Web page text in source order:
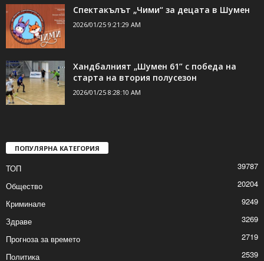
Спектакълът „Чими“ за децата в Шумен
2026/01/25 9:21:29 AM
Хандбалният „Шумен 61” с победа на
старта на втория полусезон
2026/01/25 8:28:10 AM
ПОПУЛЯРНА КАТЕГОРИЯ
ТОП
39787
Общество
20204
Криминале
9249
Здраве
3269
Прогноза за времето
2719
Политика
2539